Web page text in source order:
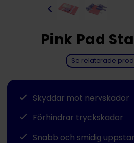
<
Pink Pad
Se relaterade
Skyddar mot nervskador
Förhindrar tryckskador
Snabb och smidig